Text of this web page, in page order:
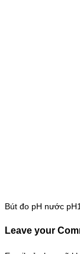
Bút đo pH nước
Leave your